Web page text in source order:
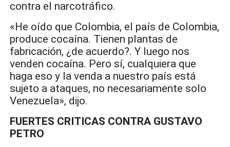
contra el narcotráfico.
«He oído que Colombia, el país de Colombia,
produce cocaína. Tienen plantas de
fabricación, ¿de acuerdo?. Y luego nos
venden cocaína. Pero sí, cualquiera que
haga eso y la venda a nuestro país está
sujeto a ataques, no necesariamente solo
Venezuela», dijo.
FUERTES CRITICAS CONTRA GUSTAVO
PETRO